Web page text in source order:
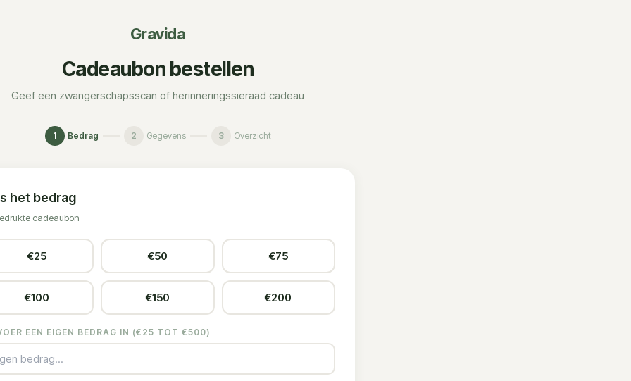
Gravida
Cadeaubon bestellen
Geef een zwangerschapsscan of herinneringssieraad cadeau
1 Bedrag 2 Gegevens 3 Overzicht
het bedrag
cadeaubon
€25 €50 €75
€100 €150 €200
EEN EIGEN BEDRAG IN (€ 25 TOT €500)